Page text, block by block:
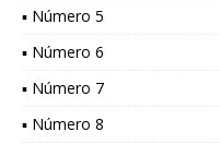
▪ Número 5
▪ Número 6
▪ Número 7
▪ Número 8